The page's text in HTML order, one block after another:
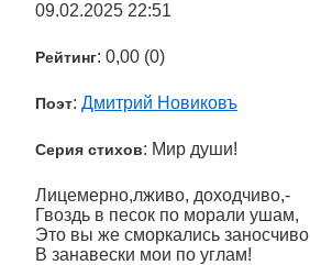
09.02.2025 22:51
Рейтинг: 0,00 (0)
Поэт: Дмитрий Новиковъ
Серия стихов: Мир души!
Лицемерно,лживо, доходчиво,-
Гвоздь в песок по морали ушам,
Это вы же сморкались заносчиво
В занавески мои по углам!